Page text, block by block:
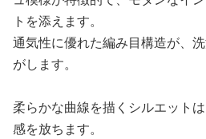
トを添えます。
通気性に優れた編み目構造が、
がします。
柔らかな曲線を描くシルエット
感を放ちます。